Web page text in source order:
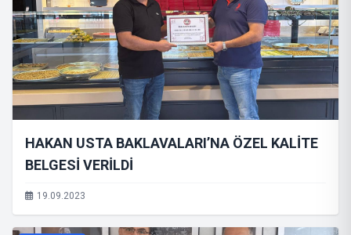
HAKAN USTA BAKLAVALARI’NA ÖZEL KALİTE
BELGESİ VERİLDİ
19.09.2023